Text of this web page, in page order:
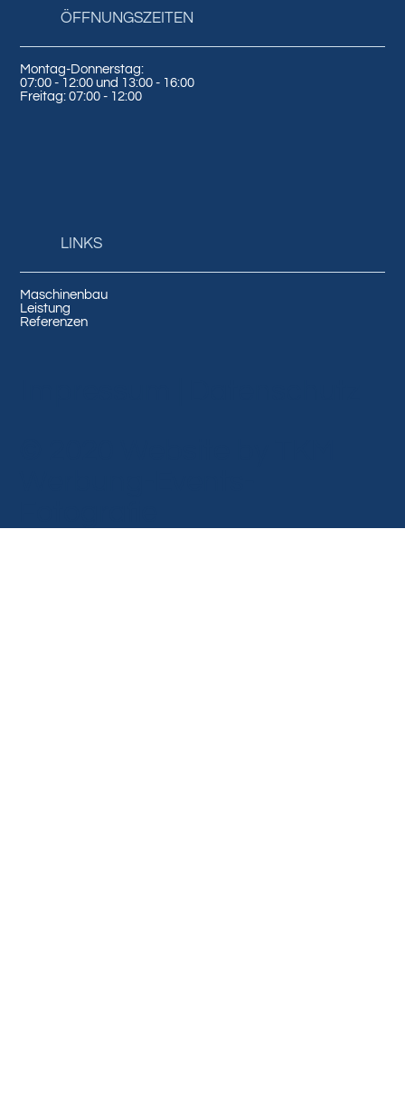
LINKS
Maschinenbau
Leistung
Referenzen
ÖFFNUNGSZEITEN
Montag-Donnerstag:
07:00 - 12:00 und 13:00 - 16:00
Freitag: 07:00 - 12:00